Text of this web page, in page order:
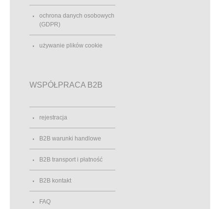
ochrona danych osobowych
(GDPR)
używanie plików cookie
WSPÓŁPRACA B2B
rejestracja
B2B warunki handlowe
B2B transport i płatność
B2B kontakt
FAQ